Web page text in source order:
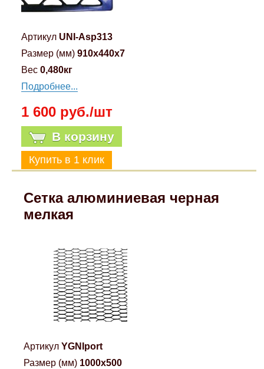
Артикул UNI-Asp313
Размер (мм) 910x440x7
Вес 0,480кг
Подробнее...
1 600 руб./шт
В корзину
Сетка алюминиевая черная
мелкая
Артикул YGNIport
Размер (мм) 1000x500